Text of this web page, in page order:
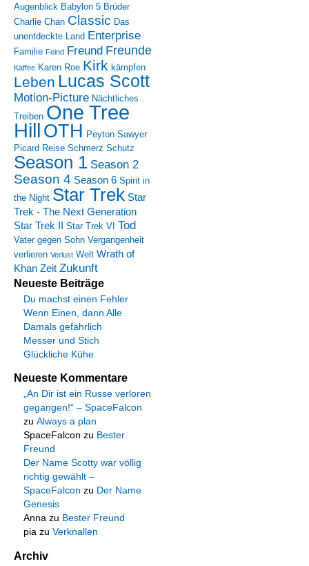
Augenblick Babylon 5 Brüder
Charlie Chan Classic Das
unentdeckte Land Enterprise
Familie Feind Freund Freunde
Kaffee Karen Roe Kirk kämpfen
Leben Lucas Scott
Motion-Picture Nächtliches
Treiben One Tree
Hill OTH Peyton Sawyer
Picard Reise Schmerz Schutz
Season 1 Season 2
Season 4 Season 6 Spirit in
the Night Star Trek Star
Trek - The Next Generation
Star Trek II Star Trek VI Tod
Vater gegen Sohn Vergangenheit
verlieren Verlust Welt Wrath of
Khan Zeit Zukunft
Neueste Beiträge
Du machst einen Fehler
Wenn Einen, dann Alle
Damals gefährlich
Messer und Stich
Glückliche Kühe
Neueste Kommentare
„An Dir ist ein Russe verloren
gegangen!“ – SpaceFalcon
zu Always a plan
SpaceFalcon zu Bester
Freund
Der Name Scotty war völlig
richtig gewählt –
SpaceFalcon zu Der Name
Genesis
Annazu Bester Freund
piazu Verknallen
Archiv